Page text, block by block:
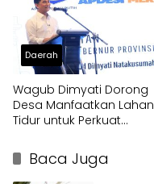
Daerah
Wagub Dimyati Dorong
Desa Manfaatkan Lahan
Tidur untuk Perkuat
Baca Juga